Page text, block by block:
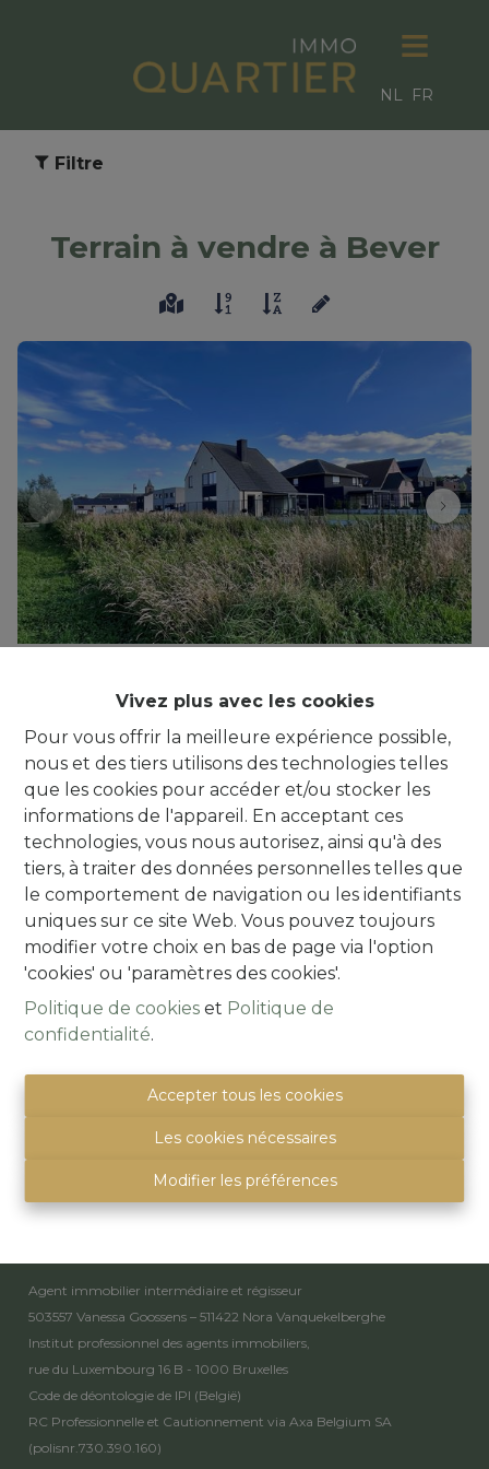
Vivez plus avec les cookies
Pour vous offrir la meilleure expérience possible,
nous et des tiers utilisons des technologies telles
que les cookies pour accéder et/ou stocker les
informations de l'appareil. En acceptant ces
technologies, vous nous autorisez, ainsi qu'à des
tiers, à traiter des données personnelles telles que
le comportement de navigation ou les identifiants
uniques sur ce site Web. Vous pouvez toujours
modifier votre choix en bas de page via l'option
'cookies' ou 'paramètres des cookies'.
Politique de cookies et Politique de
confidentialité.
Accepter tous les cookies
Les cookies nécessaires
Modifier les préférences
NL FR
Filtre
Terrain à vendre à Bever
4-façades (6a 86ca)
Ter Eecke , 1547 Bever | Ref: 538
€ 169.900
686 m²
Alsembergsesteenweg 259
(Parking naast de deur)
Agent immobilier intermédiaire et régisseur
503557 Vanessa Goossens – 511422 Nora Vanquekelberghe
Institut professionnel des agents immobiliers,
rue du Luxembourg 16 B - 1000 Bruxelles
Code de déontologie de IPI (België)
RC Professionnelle et Cautionnement via Axa Belgium SA
(polisnr.730.390.160)